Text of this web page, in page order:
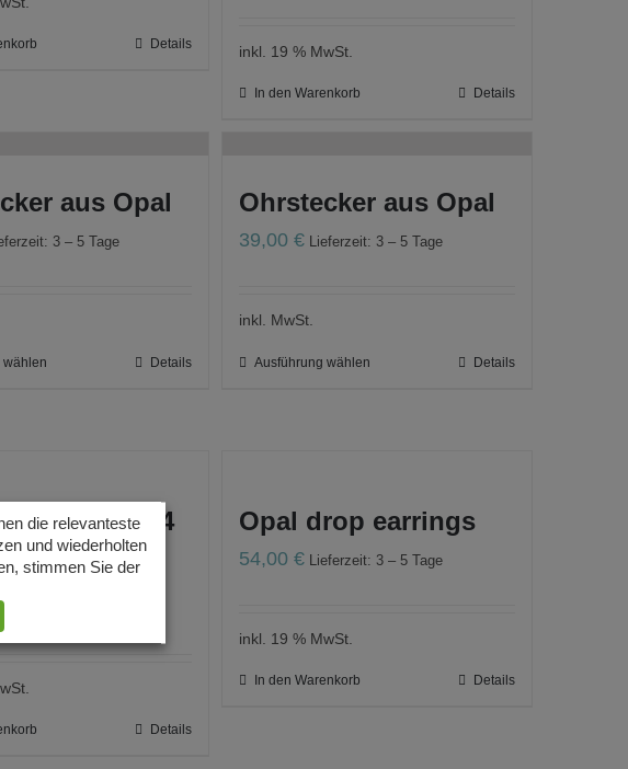
Details inkl. 19 % MwSt.
In den Warenkorb Details
aus Opal
3 – 5 Tage
wählen Details
Ohrstecker aus Opal
39,00€ Lieferzeit: 3 – 5 Tage
inkl. MwSt.
Ausführung wählen Details
necklace 4
gradi...
3 – 5 Tage
Details
Opal drop earrings
54,00€ Lieferzeit: 3 – 5 Tage
inkl. 19 % MwSt.
In den Warenkorb Details
die relevanteste
und wiederholten
stimmen Sie der